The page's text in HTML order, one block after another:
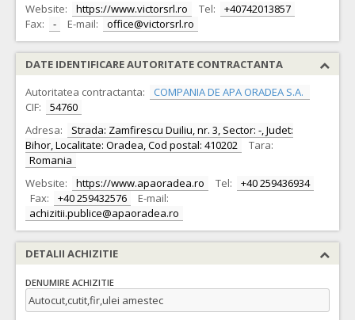
Website:
https://www.victorsrl.ro Tel:
+40742013857
Fax:
- E-mail: office@victorsrl.ro
DATE IDENTIFICARE AUTORITATE CONTRACTANTA
Autoritatea contractanta:
COMPANIA DE APA ORADEA S.A.
CIF:
54760
Adresa:
Strada: Zamfirescu Duiliu, nr. 3, Sector: -, Judet:
Bihor, Localitate: Oradea, Cod postal: 410202
Tara:
Romania
Website:
https://www.apaoradea.ro Tel:
+40 259436934
Fax:
+40 259432576
E-mail:
achizitii.publice@apaoradea.ro
DETALII ACHIZITIE
DENUMIRE ACHIZITIE
Autocut,cutit,fir,ulei amestec